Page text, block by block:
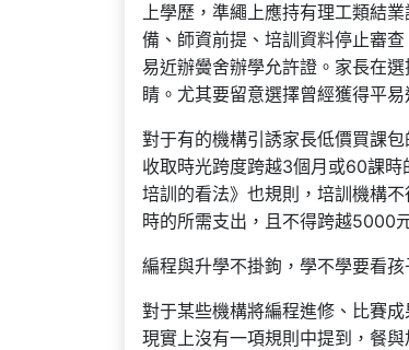
上學歷，準繩上應持有理工類結
備、師資前提、培訓資料停止審
易近辦黌舍辦學允許證。家長在
睛。尤其要留意選擇曾經獲得平
對于有的機構引誘家長低價買課包
收取時光跨度跨越3個月或60課
培訓的看法》也規則，培訓機構不
時的所需支出，且不得跨越5000
編程與升學不掛鉤，學不學要看
對于某些機構將編程進修、比賽
現實上沒有一項規則中提到，餐